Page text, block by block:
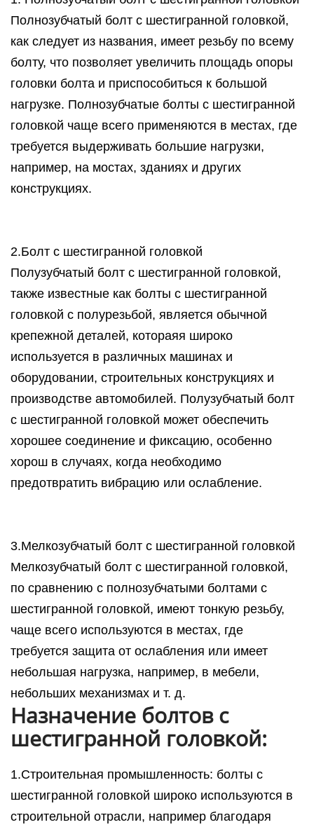
Полнозубчатый болт с шестигранной головкой,
как следует из названия, имеет резьбу по всему
болту, что позволяет увеличить площадь опоры
головки болта и приспособиться к большой
нагрузке. Полнозубчатые болты с шестигранной
головкой чаще всего применяются в местах, где
требуется выдерживать большие нагрузки,
например, на мостах, зданиях и других
конструкциях.
2.Болт с шестигранной головкой
Полузубчатый болт с шестигранной головкой,
также известные как болты с шестигранной
головкой с полурезьбой, является обычной
крепежной деталей, котораяя широко
используется в различных машинах и
оборудовании, строительных конструкциях и
производстве автомобилей. Полузубчатый болт
с шестигранной головкой может обеспечить
хорошее соединение и фиксацию, особенно
хорош в случаях, когда необходимо
предотвратить вибрацию или ослабление.
3.Мелкозубчатый болт с шестигранной головкой
Мелкозубчатый болт с шестигранной головкой,
по сравнению с полнозубчатыми болтами с
шестигранной головкой, имеют тонкую резьбу,
чаще всего используются в местах, где
требуется защита от ослабления или имеет
небольшая нагрузка, например, в мебели,
небольших механизмах и т. д.
Назначение болтов с
шестигранной головкой:
1.Строительная промышленность: болты с
шестигранной головкой широко используются в
строительной отрасли, например благодаря